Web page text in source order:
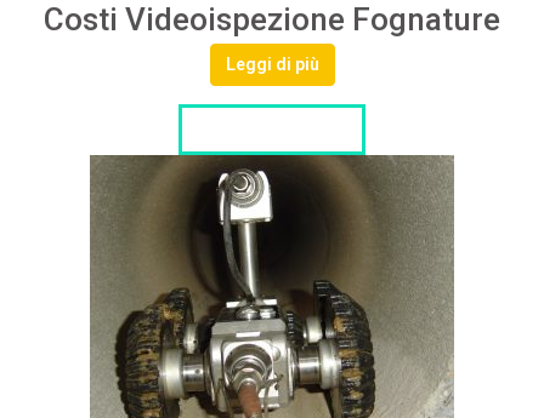
Costi Videoispezione Fognature
Leggi di più